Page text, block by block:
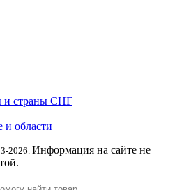
и страны СНГ
и области
2026. Информация на сайте не